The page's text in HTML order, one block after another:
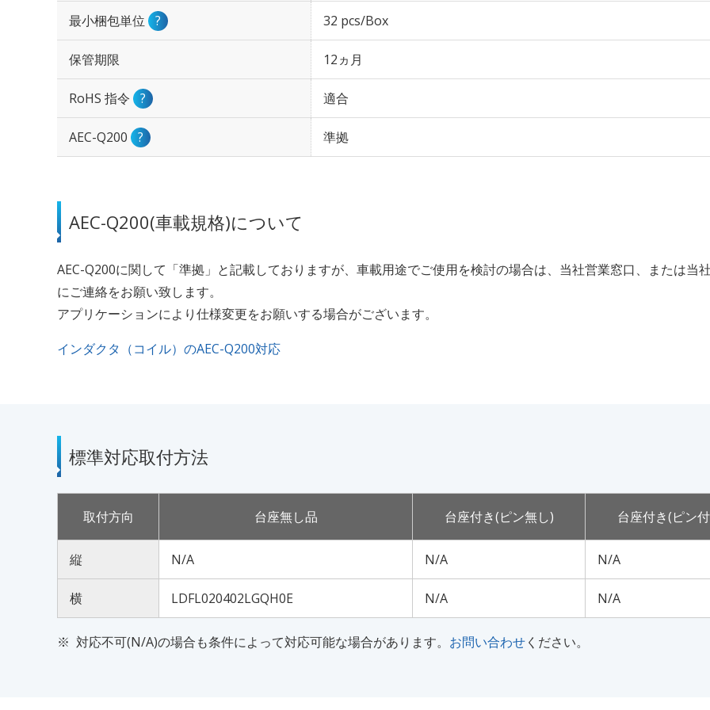
最小梱包単位 ? 32 pcs/Box
保管期限 12ヵ月
RoHS 指令 ? 適合
AEC-Q200 ? 準拠
AEC-Q200(車載規格)について
AEC-Q200に関して「準拠」と記載しておりますが、車載用途でご使用を検討の場合は、当社営業窓口、または当
にご連絡をお願い致します。
アプリケーションにより仕様変更をお願いする場合がございます。
インダクタ（コイル）のAEC-Q200対応
標準対応取付方法
取付方向 台座無し品 台座付き(ピン無し) 台座付き(ピン
縦 N/A N/A N/A
横 LDFL020402LGQH0E N/A N/A
対応不可(N/A)の場合も条件によって対応可能な場合があります。 お問い合わせください。